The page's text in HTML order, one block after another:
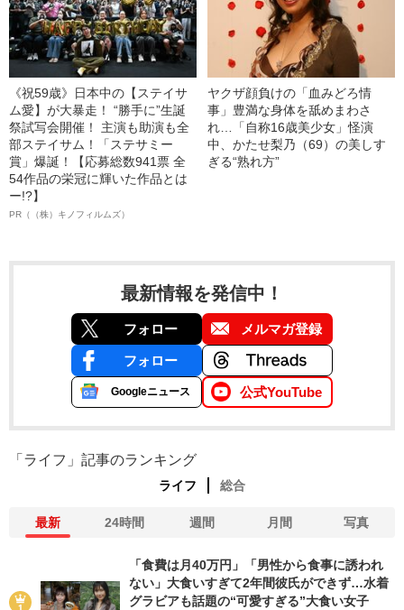
《祝59歳》日本中の【ステイサ
ム愛】が大暴走！ “勝手に”生誕
祭試写会開催！ 主演も助演も全
部ステイサム！「ステサミー
賞」爆誕！【応募総数941票 全
54作品の栄冠に輝いた作品とは
ー!?】
PR（（株）キノフィルムズ）
ヤクザ顔負けの「血みどろ情
事」豊満な身体を舐めまわさ
れ…「自称16歳美少女」怪演
中、かたせ梨乃（69）の美しす
ぎる“熟れ方”
最新情報を発信中！
フォロー メルマガ登録
フォロー
Googleニュース 公式YouTube
「ライフ」記事のランキング
ライフ 総合
最新 24時間 週間 月間 写真
「食費は月40万円」「男性から食事に誘われ
ない」大食いすぎて2年間彼氏ができず…水着
グラビアも話題の“可愛すぎる”大食い女子